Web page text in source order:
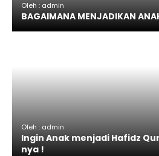
Oleh : admin
BAGAIMANA MENJADIKAN
Oleh : admin
Ingin Anak menjadi Hafidz
nya !